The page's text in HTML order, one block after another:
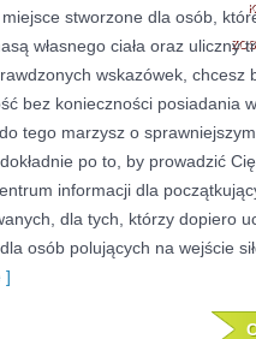
miejsce stworzone dla osób,
własnego ciała oraz uliczny
wskazówek, chcesz
bez konieczności posiadania
tego marzysz o
po to, by prowadzić
informacji dla
dla tych, którzy dopiero
osób polujących na wejście
]